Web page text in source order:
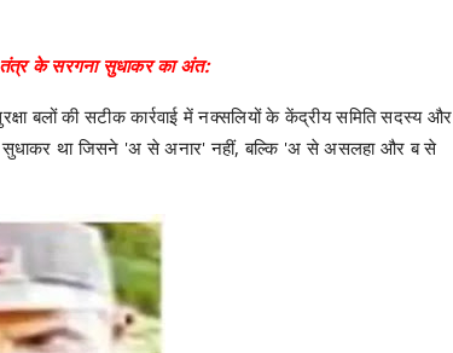
तंत्र के सरगना सुधाकर का अंत:
बलों की सटीक कार्रवाई में नक्सलियों के केंद्रीय समिति सदस्य और
सुधाकर था जिसने 'अ से अनार' नहीं, बल्कि 'अ से असलहा और ब से